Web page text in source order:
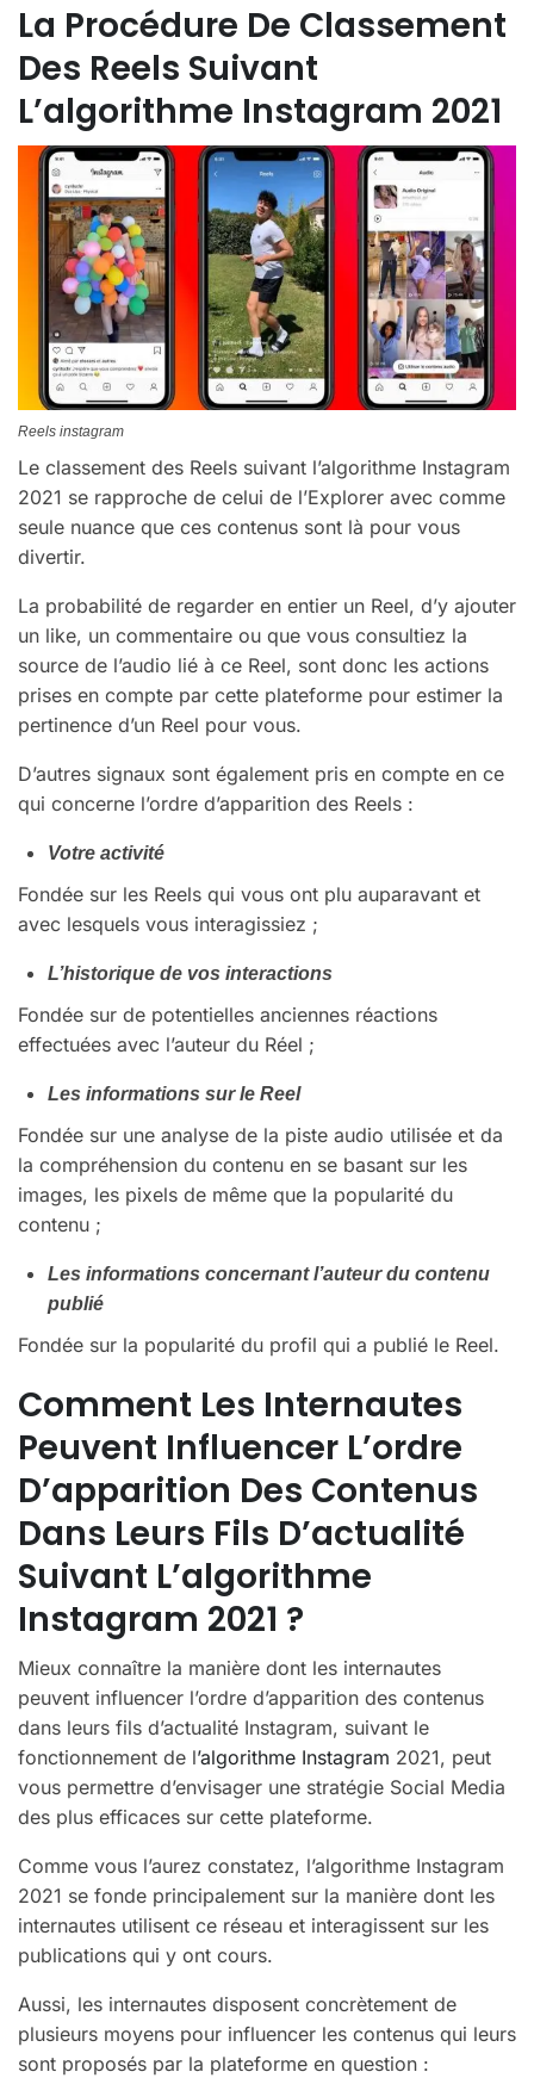
La Procédure De Classement
Des Reels Suivant
L’algorithme Instagram 2021
Reels instagram
Le classement des Reels suivant l’algorithme Instagram
2021 se rapproche de celui de l’Explorer avec comme
seule nuance que ces contenus sont là pour vous
divertir.
La probabilité de regarder en entier un Reel, d’y ajouter
un like, un commentaire ou que vous consultiez la
source de l’audio lié à ce Reel, sont donc les actions
prises en compte par cette plateforme pour estimer la
pertinence d’un Reel pour vous.
D’autres signaux sont également pris en compte en ce
qui concerne l’ordre d’apparition des Reels :
Votre activité
Fondée sur les Reels qui vous ont plu auparavant et
avec lesquels vous interagissiez ;
L’historique de vos interactions
Fondée sur de potentielles anciennes réactions
effectuées avec l’auteur du Réel ;
Les informations sur le Reel
Fondée sur une analyse de la piste audio utilisée et da
la compréhension du contenu en se basant sur les
images, les pixels de même que la popularité du
contenu ;
Les informations concernant l’auteur du contenu
publié
Fondée sur la popularité du profil qui a publié le Reel.
Comment Les Internautes
Peuvent Influencer L’ordre
D’apparition Des Contenus
Dans Leurs Fils D’actualité
Suivant L’algorithme
Instagram 2021 ?
Mieux connaître la manière dont les internautes
peuvent influencer l’ordre d’apparition des contenus
dans leurs fils d’actualité Instagram, suivant le
fonctionnement de l’algorithme Instagram 2021, peut
vous permettre d’envisager une stratégie Social Media
des plus efficaces sur cette plateforme.
Comme vous l’aurez constatez, l’algorithme Instagram
2021 se fonde principalement sur la manière dont les
internautes utilisent ce réseau et interagissent sur les
publications qui y ont cours.
Aussi, les internautes disposent concrètement de
plusieurs moyens pour influencer les contenus qui leurs
sont proposés par la plateforme en question :